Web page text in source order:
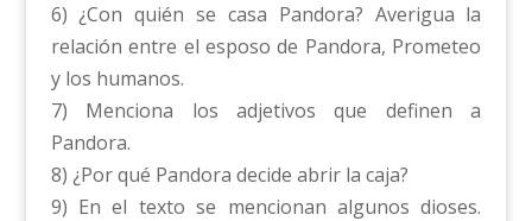
6) ¿Con quién se casa Pandora? Averigua la
relación entre el esposo de Pandora, Prometeo
y los humanos.
7) Menciona los adjetivos que definen a
Pandora.
8) ¿Por qué Pandora decide abrir la caja?
9) En el texto se mencionan algunos dioses.